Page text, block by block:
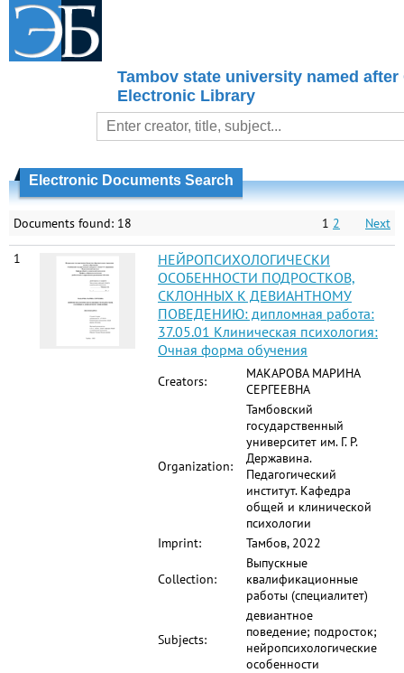
Tambov state university named after
Electronic Library
Electronic Documents Search
Documents found: 18 1 2 Next
1
НЕЙРОПСИХОЛОГИЧЕСКИ
ОСОБЕННОСТИ ПОДРОСТКОВ,
СКЛОННЫХ К ДЕВИАНТНОМУ
ПОВЕДЕНИЮ: дипломная работа:
37.05.01 Клиническая психология:
Очная форма обучения
Creators:
МАКАРОВА МАРИНА
СЕРГЕЕВНА
Organization:
Тамбовский
государственный
университет им. Г. Р.
Державина.
Педагогический
институт. Кафедра
общей и клинической
психологии
Imprint:
Тамбов, 2022
Collection:
Выпускные
квалификационные
работы (специалитет)
Subjects:
девиантное
поведение; подросток;
нейропсихологические
особенности